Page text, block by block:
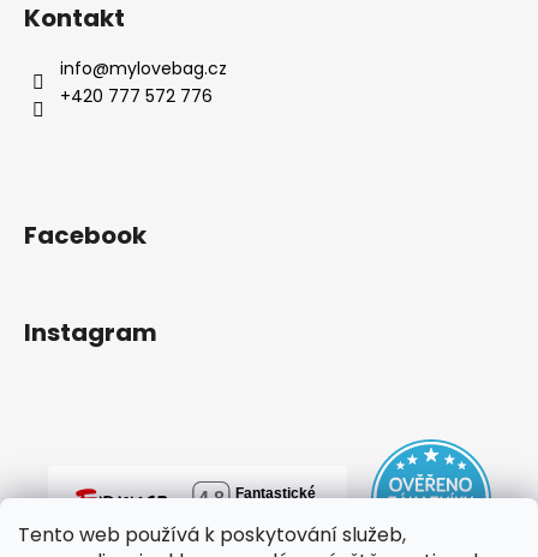
Tento web používá k poskytování služeb,
Kontakt
info@mylovebag.cz
+420 777 572 776
Facebook
Instagram